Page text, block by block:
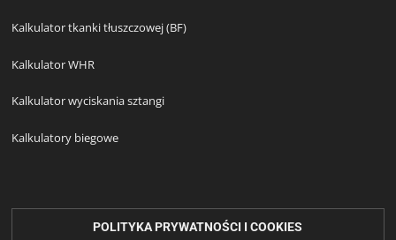
Kalkulator tkanki tłuszczowej (BF)
Kalkulator WHR
Kalkulator wyciskania sztangi
Kalkulatory biegowe
POLITYKA PRYWATNOŚCI I COOKIES